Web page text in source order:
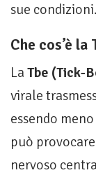
sue condizioni.
Che cos’è la
La Tbe (Tick-
virale
essendo
può
nervoso